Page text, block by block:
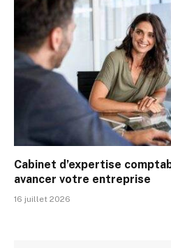
Cabinet d’expertise
avancer votre entreprise
16 juillet 2026